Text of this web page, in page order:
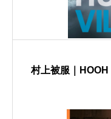
村上被服｜HOOH